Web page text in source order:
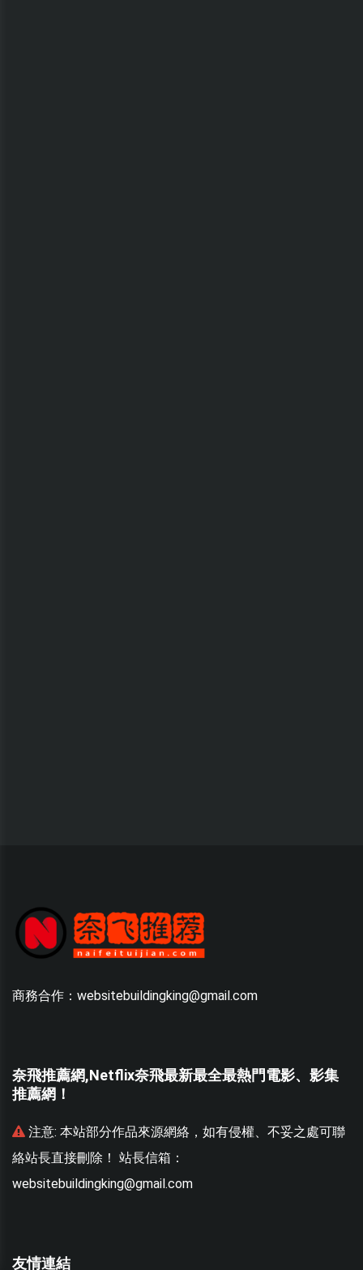
商務合作：websitebuildingking@gmail.com
奈飛推薦網,Netflix奈飛最新最全最熱門電影、影集
推薦網！
注意: 本站部分作品來源網絡，如有侵權、不妥之處可聯
絡站長直接刪除！ 站長信箱：
websitebuildingking@gmail.com
友情連結